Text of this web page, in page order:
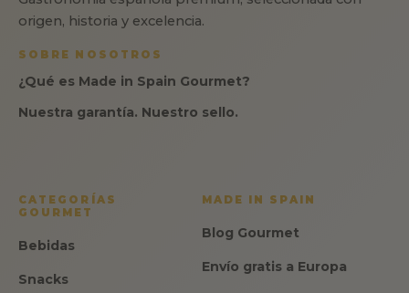
origen, historia y excelencia.
SOBRE NOSOTROS
¿Qué es Made in Spain Gourmet?
Nuestra garantía. Nuestro sello.
CATEGORÍAS
GOURMET
Bebidas
Snacks
MADE IN SPAIN
Blog Gourmet
Envío gratis a Europa